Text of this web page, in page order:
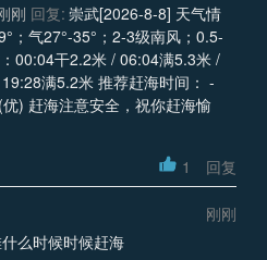
刚 回复: 崇武[2026-8-8] 天气情
；气27°-35°；2-3级南风；0.5-
00:04干2.2米 / 06:04满5.3米 /
满5.2米 推荐赶海时间： -
) 赶海注意安全，祝你赶海愉
1 回复
刚刚
么时候时候赶海